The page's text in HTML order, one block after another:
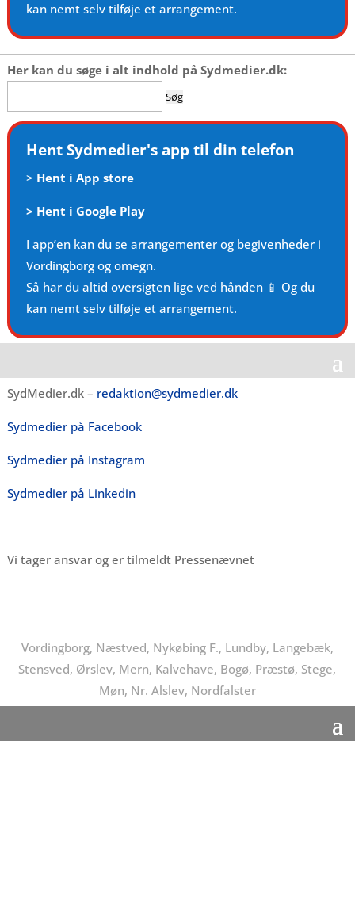
kan nemt selv tilføje et arrangement.
Her kan du søge i alt indhold på Sydmedier.dk:
efter:
Hent Sydmedier's app til din telefon
> Hent i App store
> Hent i Google Play
I app’en kan du se arrangementer og begivenheder i
Vordingborg og omegn.
Så har du altid oversigten lige ved hånden 📱 Og du
kan nemt selv tilføje et arrangement.
SydMedier.dk – redaktion@sydmedier.dk
Sydmedier på Facebook
Sydmedier på Instagram
Sydmedier på Linkedin
Vi tager ansvar og er tilmeldt Pressenævnet
Vordingborg, Næstved, Nykøbing F., Lundby, Langebæk,
Stensved, Ørslev, Mern, Kalvehave, Bogø, Præstø, Stege,
Møn, Nr. Alslev, Nordfalster